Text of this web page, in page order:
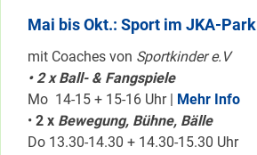
Mai bis Okt.: Sport im JKA-Park
mit Coaches von Sportkinder e.V
• 2 x Ball- & Fangspiele
Mo 14-15 + 15-16 Uhr | Mehr Info
• 2 x Bewegung, Bühne, Bälle
Do 13.30-14.30 + 14.30-15.30 Uhr